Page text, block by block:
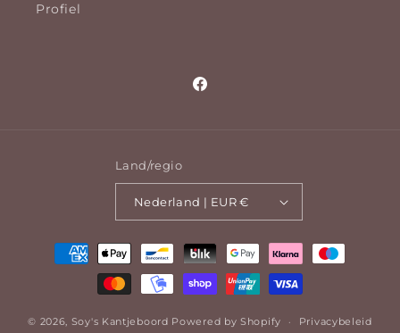
Profiel
Facebook
Land/regio
Nederland | EUR €
Betaalmethoden
© 2026, Soy's Kantjeboord Powered by Shopify Privacybeleid